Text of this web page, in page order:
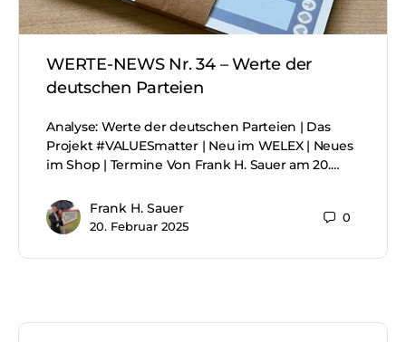
WERTE-NEWS Nr. 34 – Werte der
deutschen Parteien
Analyse: Werte der deutschen Parteien | Das
Projekt #VALUESmatter | Neu im WELEX | Neues
im Shop | Termine Von Frank H. Sauer am 20.…
Frank H. Sauer
20. Februar 2025
0